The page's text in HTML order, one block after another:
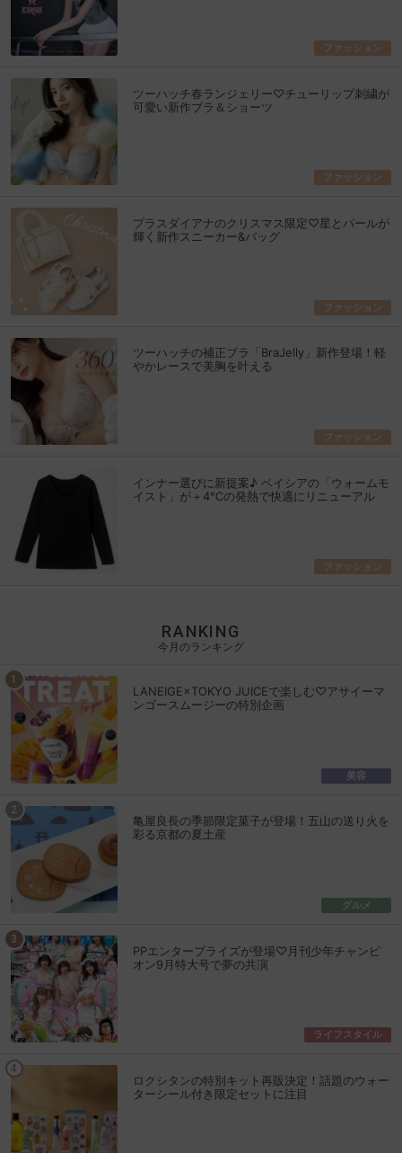
ファッション
ツーハッチ春ランジェリー♡チューリップ刺繍が
可愛い新作ブラ＆ショーツ
ファッション
プラスダイアナのクリスマス限定♡星とパールが
輝く新作スニーカー&バッグ
ファッション
ツーハッチの補正ブラ「BraJelly」新作登場！軽
やかレースで美胸を叶える
ファッション
インナー選びに新提案♪ ベイシアの「ウォームモ
イスト」が＋4℃の発熱で快適にリニューアル
ファッション
RANKING
今月のランキング
LANEIGE×TOKYO JUICEで楽しむ♡アサイーマ
ンゴースムージーの特別企画
美容
亀屋良長の季節限定菓子が登場！五山の送り火を
彩る京都の夏土産
グルメ
PPエンタープライズが登場♡月刊少年チャンピ
オン9月特大号で夢の共演
ライフスタイル
ロクシタンの特別キット再販決定！話題のウォー
ターシール付き限定セットに注目